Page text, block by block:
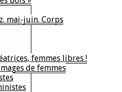
mai-juin. Corps
femmes libres !
de femmes